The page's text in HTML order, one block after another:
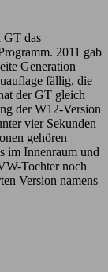
GT das
2011 gab
Generation
fällig, die
der GT gleich
der W12-Version
vier Sekunden
gehören
im Innenraum und
Tochter noch
Version namens